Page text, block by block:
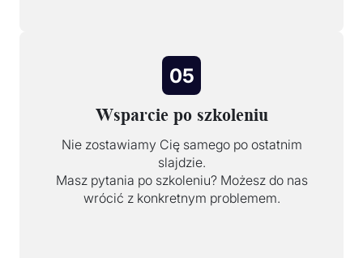
05
Wsparcie po szkoleniu
Nie zostawiamy Cię samego po ostatnim
slajdzie.
Masz pytania po szkoleniu? Możesz do nas
wrócić z konkretnym problemem.